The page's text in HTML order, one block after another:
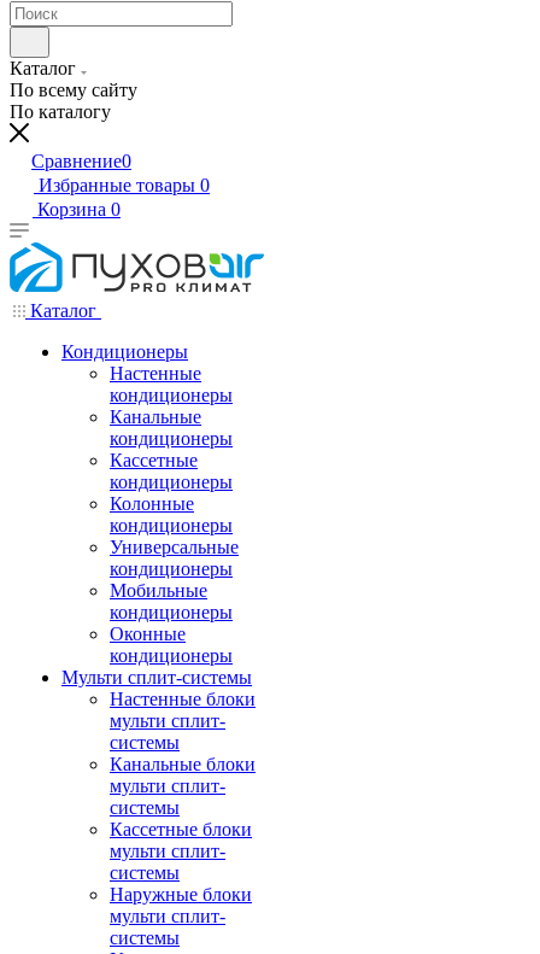
Каталог
По всему сайту
По каталогу
Сравнение0
Избранные товары 0
Корзина 0
Каталог
Кондиционеры
Настенные
кондиционеры
Канальные
кондиционеры
Кассетные
кондиционеры
Колонные
кондиционеры
Универсальные
кондиционеры
Мобильные
кондиционеры
Оконные
кондиционеры
Мульти сплит-системы
Настенные блоки
мульти сплит-
системы
Канальные блоки
мульти сплит-
системы
Кассетные блоки
мульти сплит-
системы
Наружные блоки
мульти сплит-
системы